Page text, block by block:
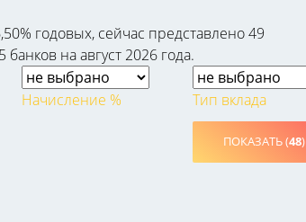
годовых, сейчас представлено 49
на август 2026 года.
Начисление %
Тип вклада
ПОКАЗАТЬ (48)